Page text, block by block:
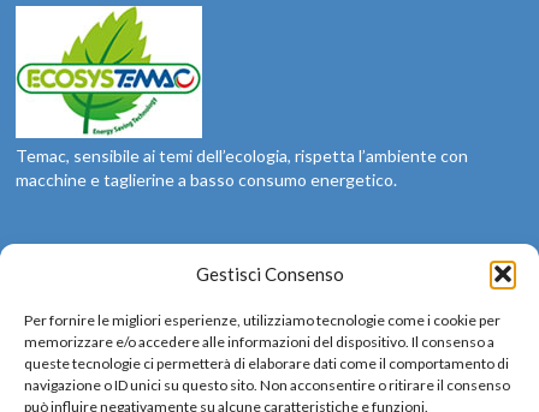
Gestisci Consenso
Per fornire le migliori esperienze, utilizziamo tecnologie come i cookie per
memorizzare e/o accedere alle informazioni del dispositivo. Il consenso a
queste tecnologie ci permetterà di elaborare dati come il comportamento di
navigazione o ID unici su questo sito. Non acconsentire o ritirare il consenso
può influire negativamente su alcune caratteristiche e funzioni.
Temac, sensibile ai temi dell’ecologia, rispetta l’ambiente con
macchine e taglierine a basso consumo energetico.
Siamo sui social: seguici